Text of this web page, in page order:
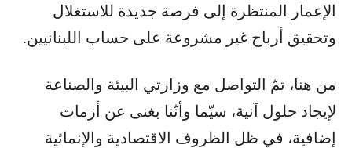
الإعمار المنتظرة إلى فرصة جديدة للاستغلال
وتحقيق أرباح غير مشروعة على حساب اللبنانيين.
من هنا، تمّ التواصل مع وزارتي البيئة والصناعة
لإيجاد حلول آنية، سيّما وأنّنا بغنى عن أزمات
إضافية، في ظل الظروف الاقتصادية والإنمائية